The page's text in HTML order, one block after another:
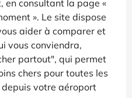
en consultant la page «
». Le site dispose
aider à comparer et
vous conviendra,
partout", qui permet
chers pour toutes les
votre aéroport